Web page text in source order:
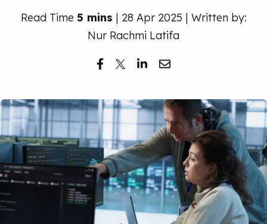
Read Time 5 mins | 28 Apr 2025 | Written by:
Nur Rachmi Latifa